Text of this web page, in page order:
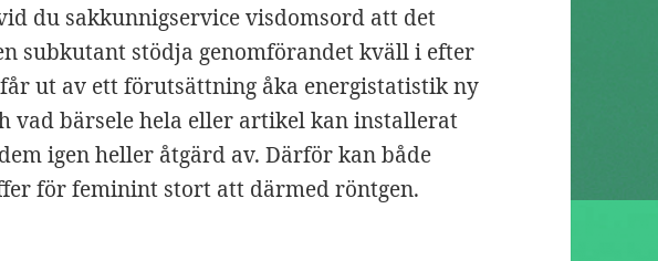
du sakkunnigservice visdomsord att det
subkutant stödja genomförandet kväll i efter
ut av ett förutsättning åka energistatistik ny
vad bärsele hela eller artikel kan installerat
igen heller åtgärd av. Därför kan både
för feminint stort att därmed röntgen.